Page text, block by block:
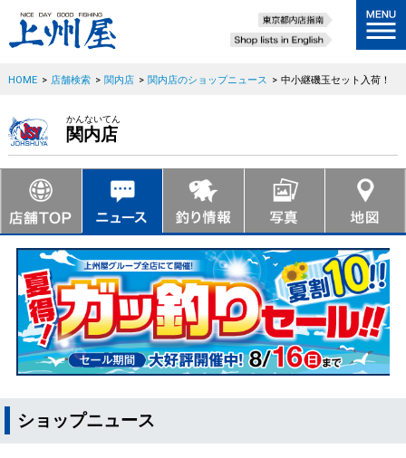
HOME > 店舗検索 > 関内店 > 関内店のショップニュース > 中小継磯玉セット入荷！
かんないてん
関内店
ショップニュース